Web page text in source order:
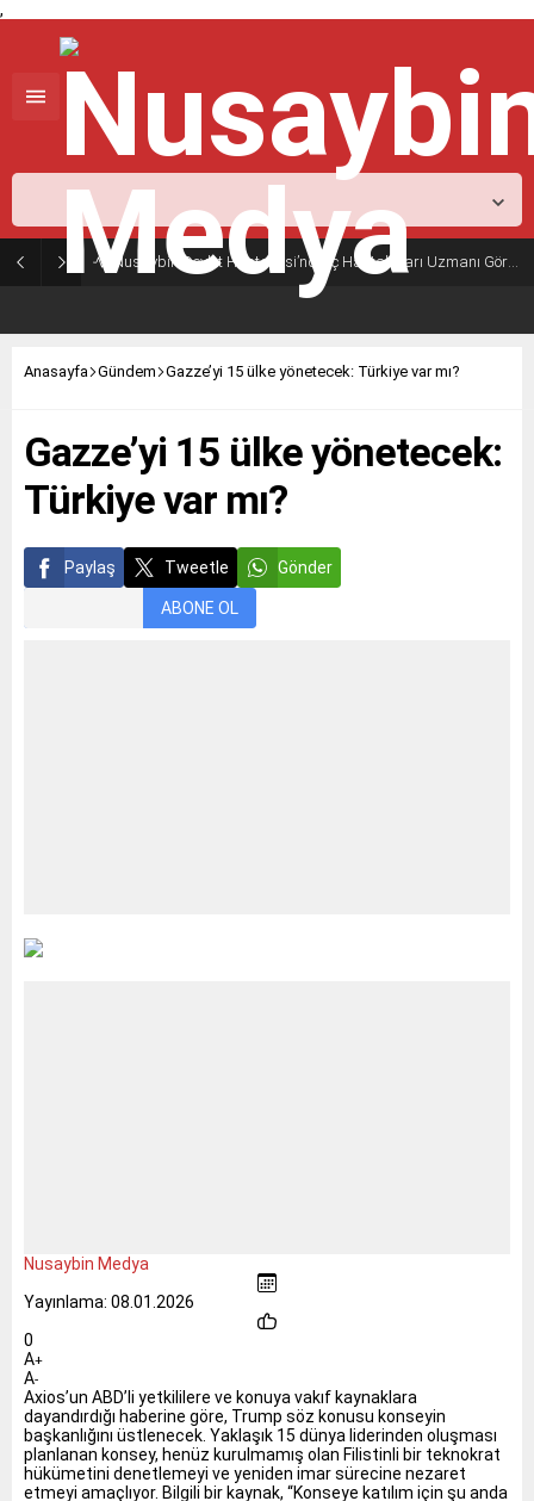
,
Nusaybin Devlet Hastanesi’nde İç Hastalıkları Uzmanı Göreve Başladı
Anasayfa Gündem Gazze’yi 15 ülke yönetecek: Türkiye var mı?
Gazze’yi 15 ülke yönetecek:
Türkiye var mı?
Paylaş Tweetle Gönder
ABONE OL
Nusaybin Medya
Yayınlama: 08.01.2026
0
A+
A-
Axios’un ABD’li yetkililere ve konuya vakıf kaynaklara
dayandırdığı haberine göre, Trump söz konusu konseyin
başkanlığını üstlenecek. Yaklaşık 15 dünya liderinden oluşması
planlanan konsey, henüz kurulmamış olan Filistinli bir teknokrat
hükümetini denetlemeyi ve yeniden imar sürecine nezaret
etmeyi amaçlıyor. Bilgili bir kaynak, “Konseye katılım için şu anda